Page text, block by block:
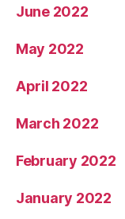
June 2022
May 2022
April 2022
March 2022
February 2022
January 2022